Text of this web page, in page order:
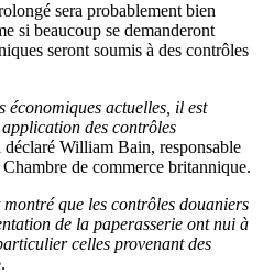
sera probablement bien
si beaucoup se demanderont
seront soumis à des contrôles
économiques actuelles, il est
des contrôles
déclaré William Bain, responsable
de commerce britannique.
que les contrôles douaniers
de la paperasserie ont nui à
celles provenant des